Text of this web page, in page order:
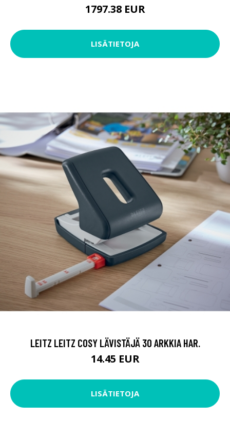
1797.38 EUR
LISÄTIETOJA
LEITZ LEITZ COSY LÄVISTÄJÄ 30 ARKKIA HAR.
14.45 EUR
LISÄTIETOJA